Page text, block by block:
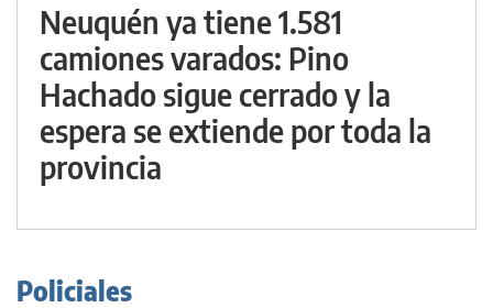
Neuquén ya tiene 1.581
camiones varados: Pino
Hachado sigue cerrado y la
espera se extiende por toda la
provincia
Policiales